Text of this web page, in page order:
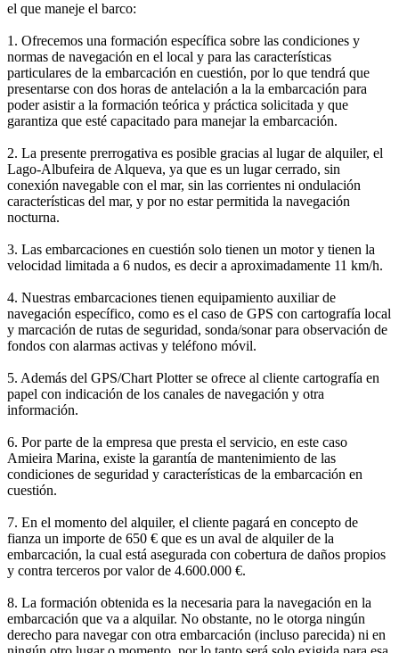
el que maneje el barco:
1. Ofrecemos una formación específica sobre las condiciones y
normas de navegación en el local y para las características
particulares de la embarcación en cuestión, por lo que tendrá que
presentarse con dos horas de antelación a la la embarcación para
poder asistir a la formación teórica y práctica solicitada y que
garantiza que esté capacitado para manejar la embarcación.
2. La presente prerrogativa es posible gracias al lugar de alquiler, el
Lago-Albufeira de Alqueva, ya que es un lugar cerrado, sin
conexión navegable con el mar, sin las corrientes ni ondulación
características del mar, y por no estar permitida la navegación
nocturna.
3. Las embarcaciones en cuestión solo tienen un motor y tienen la
velocidad limitada a 6 nudos, es decir a aproximadamente 11 km/h.
4. Nuestras embarcaciones tienen equipamiento auxiliar de
navegación específico, como es el caso de GPS con cartografía local
y marcación de rutas de seguridad, sonda/sonar para observación de
fondos con alarmas activas y teléfono móvil.
5. Además del GPS/Chart Plotter se ofrece al cliente cartografía en
papel con indicación de los canales de navegación y otra
información.
6. Por parte de la empresa que presta el servicio, en este caso
Amieira Marina, existe la garantía de mantenimiento de las
condiciones de seguridad y características de la embarcación en
cuestión.
7. En el momento del alquiler, el cliente pagará en concepto de
fianza un importe de 650 € que es un aval de alquiler de la
embarcación, la cual está asegurada con cobertura de daños propios
y contra terceros por valor de 4.600.000 €.
8. La formación obtenida es la necesaria para la navegación en la
embarcación que va a alquilar. No obstante, no le otorga ningún
derecho para navegar con otra embarcación (incluso parecida) ni en